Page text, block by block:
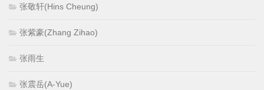
张敬轩(Hins Cheung)
张紫豪(Zhang Zihao)
张雨生
张震岳(A-Yue)